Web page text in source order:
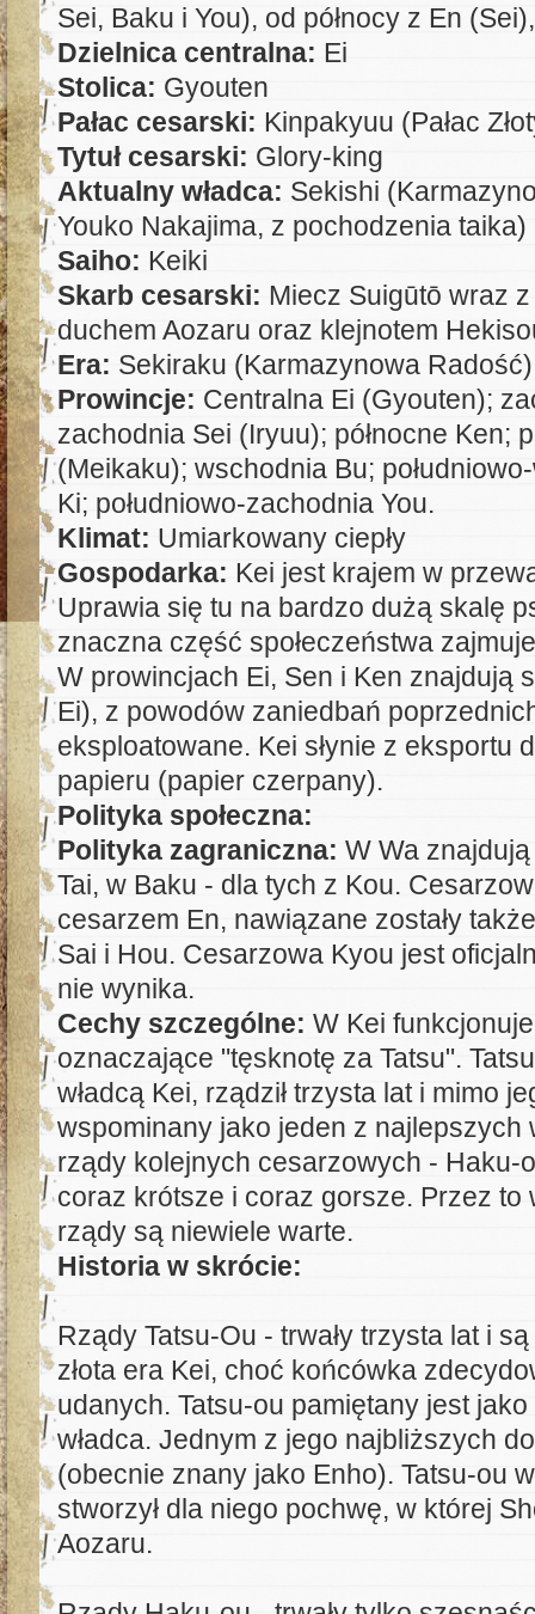
Sei, Baku i You), od północy z En
Dzielnica centralna: Ei
Stolica: Gyouten
Pałac cesarski: Kinpakyuu (Pałac
Tytuł cesarski: Glory-king
Aktualny władca: Sekishi
Youko Nakajima, z pochodzenia taika)
Saiho: Keiki
Skarb cesarski: Miecz Suigūtō wraz
duchem Aozaru oraz klejnotem
Era: Sekiraku (Karmazynowa Radość)
Prowincje: Centralna Ei (Gyouten);
zachodnia Sei (Iryuu); północne Ken;
(Meikaku); wschodnia Bu;
Ki; południowo-zachodnia You.
Klimat: Umiarkowany ciepły
Gospodarka: Kei jest krajem w
Uprawia się tu na bardzo dużą skalę
znaczna część społeczeństwa
W prowincjach Ei, Sen i Ken znajdują
Ei), z powodów zaniedbań
eksploatowane. Kei słynie z eksportu
papieru (papier czerpany).
Polityka społeczna:
Polityka zagraniczna: W Wa
Tai, w Baku - dla tych z Kou.
cesarzem En, nawiązane zostały
Sai i Hou. Cesarzowa Kyou jest
nie wynika.
Cechy szczególne: W Kei
oznaczające "tęsknotę za Tatsu".
władcą Kei, rządził trzysta lat i mimo
wspominany jako jeden z najlepszych
rządy kolejnych cesarzowych - Haku-
coraz krótsze i coraz gorsze. Przez to
rządy są niewiele warte.
Historia w skrócie:
Rządy Tatsu-Ou - trwały trzysta lat i
złota era Kei, choć końcówka
udanych. Tatsu-ou pamiętany jest
władca. Jednym z jego najbliższych
(obecnie znany jako Enho). Tatsu-ou
stworzył dla niego pochwę, w której
Aozaru.